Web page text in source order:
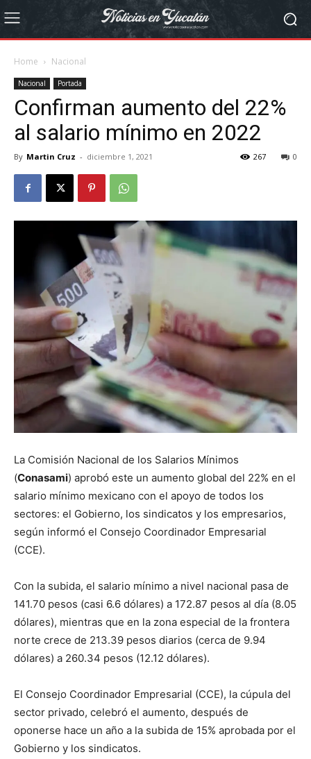
Home Nacional
Nacional Portada
Confirman aumento del 22%
al salario mínimo en 2022
By Martin Cruz - diciembre 1, 2021 0
267
La Comisión Nacional de los Salarios Mínimos
(Conasami) aprobó este un aumento global del 22% en el
salario mínimo mexicano con el apoyo de todos los
sectores: el Gobierno, los sindicatos y los empresarios,
según informó el Consejo Coordinador Empresarial
(CCE).
Con la subida, el salario mínimo a nivel nacional pasa de
141.70 pesos (casi 6.6 dólares) a 172.87 pesos al día (8.05
dólares), mientras que en la zona especial de la frontera
norte crece de 213.39 pesos diarios (cerca de 9.94
dólares) a 260.34 pesos (12.12 dólares).
El Consejo Coordinador Empresarial (CCE), la cúpula del
sector privado, celebró el aumento, después de
oponerse hace un año a la subida de 15% aprobada por el
Gobierno y los sindicatos.